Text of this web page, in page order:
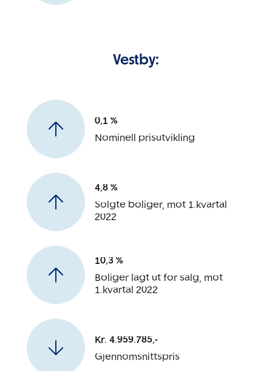
Vestby:
0,1 %
Nominell prisutvikling
4,8 %
Solgte boliger, mot 1.kvartal
2022
10,3 %
Boliger lagt ut for salg, mot
1.kvartal 2022
Kr. 4.959.785,-
Gjennomsnittspris